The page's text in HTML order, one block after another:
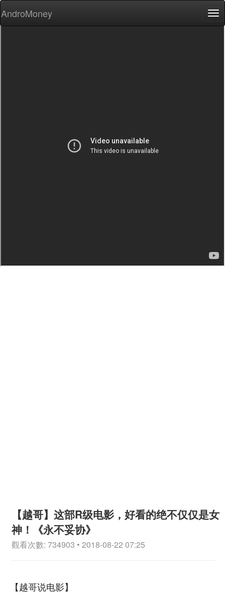
AndroMoney
【越哥】这部R级电影，好看的绝不仅仅是女
神！《永不妥协》
觀看次數: 734903 • 2018-08-22 07:25
【越哥说电影】